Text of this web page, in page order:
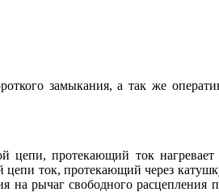
замыкания, а так же
цепи, протекающий ток нагревает
ток, протекающий через
на рычаг свободного расцепления